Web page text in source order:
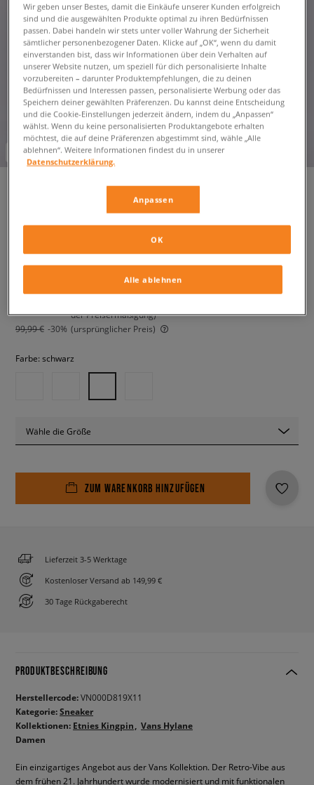
-10% ab 70€ mit dem Code:FINAL
VANS HYLANE
der Preisermäßigung)
99,99 € -30% (ursprünglicher Preis)
Farbe: schwarz
Wähle die Größe
ZUM WARENKORB HINZUFÜGEN
Lieferzeit 3-5 Werktage
Kostenloser Versand ab 149,99 €
30 Tage Rückgaberecht
PRODUKTBESCHREIBUNG
Herstellercode:VN000D819X11
Kategorie:Sneaker
Kollektionen: Etnies Kingpin
Vans Hylane
Damen
Ein einzigartiges Angebot aus der Vans Kollektion. Der Retro-Vibe aus
dem frühen 21. Jahrhundert wurde modernisiert und mit funktionalen
Wir geben unser Bestes, damit die Einkäufe unserer Kunden erfolgreich
sind und die ausgewählten Produkte optimal zu ihren Bedürfnissen
passen. Dabei handeln wir stets unter voller Wahrung der Sicherheit
sämtlicher personenbezogener Daten. Klicke auf „OK“, wenn du damit
einverstanden bist, dass wir Informationen über dein Verhalten auf
unserer Website nutzen, um speziell für dich personalisierte Inhalte
vorzubereiten – darunter Produktempfehlungen, die zu deinen
Bedürfnissen und Interessen passen, personalisierte Werbung oder das
Speichern deiner gewählten Präferenzen. Du kannst deine Entscheidung
und die Cookie-Einstellungen jederzeit ändern, indem du „Anpassen“
wählst. Wenn du keine personalisierten Produktangebote erhalten
möchtest, die auf deine Präferenzen abgestimmt sind, wähle „Alle
ablehnen“. Weitere Informationen findest du in unserer
Datenschutzerklärung.
Anpassen
Alle ablehnen
OK